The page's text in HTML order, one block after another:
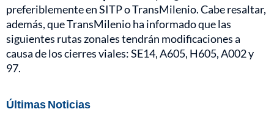
preferiblemente en SITP o TransMilenio. Cabe resaltar,
además, que TransMilenio ha informado que las
siguientes rutas zonales tendrán modificaciones a
causa de los cierres viales: SE14, A605, H605, A002 y
97.
Últimas Noticias